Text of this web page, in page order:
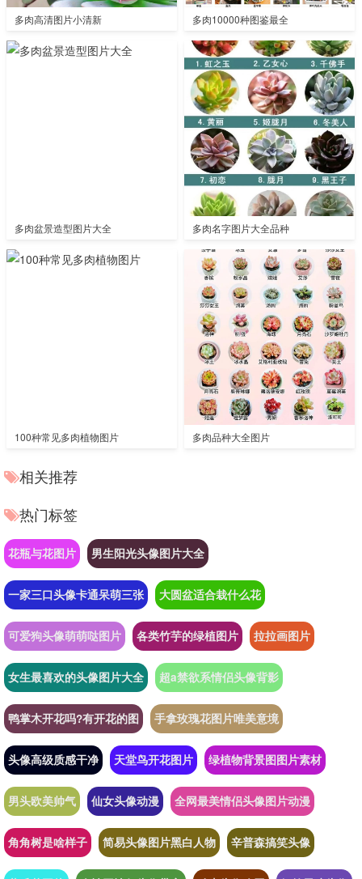
多肉高清图片小清新 多肉10000种图鉴最全
多肉盆景造型图片大全 多肉名字图片大全品种
100种常见多肉植物图片 多肉品种大全图片
相关推荐
热门标签
花瓶与花图片 男生阳光头像图片大全
一家三口头像卡通呆萌三张 大圆盆适合栽什么花
可爱狗头像萌萌哒图片 各类竹芋的绿植图片 拉拉画图片
女生最喜欢的头像图片大全 超a禁欲系情侣头像背影
鸭掌木开花吗?有开花的图 手拿玫瑰花图片唯美意境
头像高级质感干净 天堂鸟开花图片 绿植物背景图图片素材
男头欧美帅气 仙女头像动漫 全网最美情侣头像图片动漫
角角树是啥样子 简易头像图片黑白人物 辛普森搞笑头像